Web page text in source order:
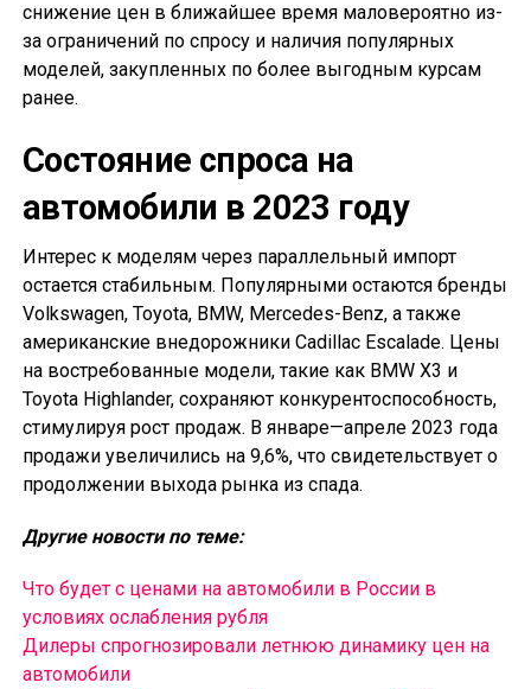
снижение цен в ближайшее время маловероятно из-
за ограничений по спросу и наличия популярных
моделей, закупленных по более выгодным курсам
ранее.
Состояние спроса на
автомобили в 2023 году
Интерес к моделям через параллельный импорт
остается стабильным. Популярными остаются бренды
Volkswagen, Toyota, BMW, Mercedes-Benz, а также
американские внедорожники Cadillac Escalade. Цены
на востребованные модели, такие как BMW X3 и
Toyota Highlander, сохраняют конкурентоспособность,
стимулируя рост продаж. В январе—апреле 2023 года
продажи увеличились на 9,6%, что свидетельствует о
продолжении выхода рынка из спада.
Другие новости по теме:
Что будет с ценами на автомобили в России в
условиях ослабления рубля
Дилеры спрогнозировали летнюю динамику цен на
автомобили